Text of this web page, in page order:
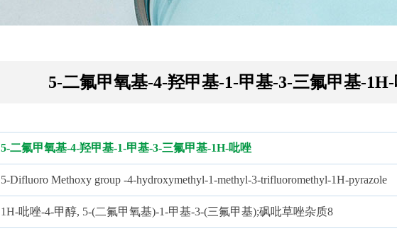
5-二氟甲氧基-4-羟甲基-1-甲基-3-三氟甲基-
5-二氟甲氧基-4-羟甲基-1-甲基-3-三氟甲基-1H-吡唑
5-Difluoro Methoxy group -4-hydroxymethyl-1-methyl-3-trifluoromethyl-1H-pyrazole
1H-吡唑-4-甲醇, 5-(二氟甲氧基)-1-甲基-3-(三氟甲基);砜吡草唑杂质8